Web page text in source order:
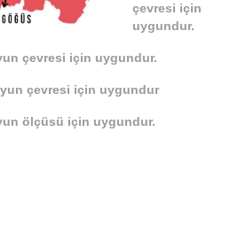
çevresi için
uygundur.
çevresi için uygundur.
çevresi için uygundur
ölçüsü için uygundur.